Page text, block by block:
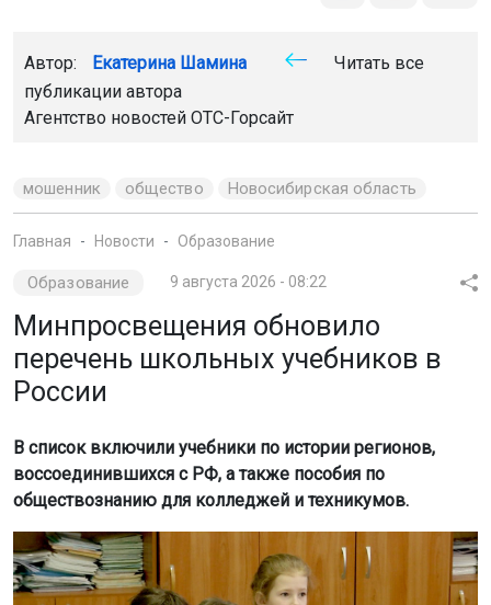
Автор: Екатерина Шамина
Читать все
публикации автора
Агентство новостей ОТС-Горсайт
мошенник общество Новосибирская область
Главная Новости Образование
Образование 9 августа 2026 - 08:22
Минпросвещения обновило
перечень школьных учебников в
России
В список включили учебники по истории регионов,
воссоединившихся с РФ, а также пособия по
обществознанию для колледжей и техникумов.